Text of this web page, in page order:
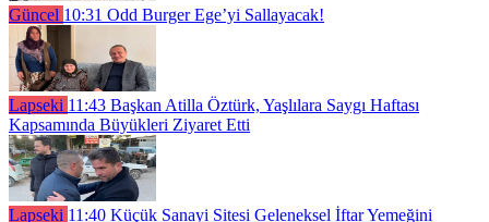
Güncel 10:31 Odd Burger Ege’yi Sallayacak!
Lapseki 11:43 Başkan Atilla Öztürk, Yaşlılara Saygı Haftası
Kapsamında Büyükleri Ziyaret Etti
Lapseki 11:40 Küçük Sanayi Sitesi Geleneksel İftar Yemeğini